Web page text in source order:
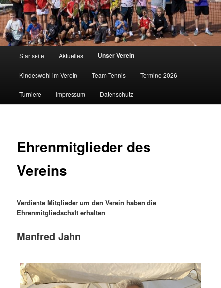
Startseite Aktuelles Unser Verein
Kindeswohl im Verein Team-Tennis Termine 2026
Turniere Impressum Datenschutz
Ehrenmitglieder des
Vereins
Verdiente Mitglieder um den Verein haben die
Ehrenmitgliedschaft erhalten
Manfred Jahn